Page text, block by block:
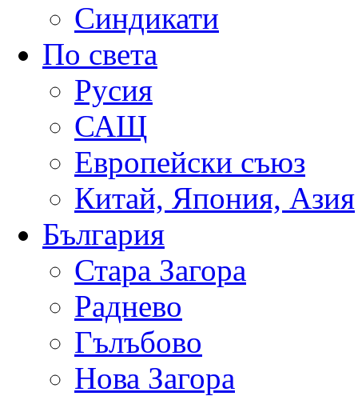
Синдикати
По света
Русия
САЩ
Европейски съюз
Китай, Япония, Азия
България
Стара Загора
Раднево
Гълъбово
Нова Загора